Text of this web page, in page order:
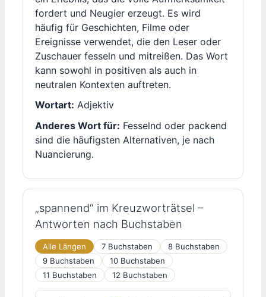
fordert und Neugier erzeugt. Es wird
häufig für Geschichten, Filme oder
Ereignisse verwendet, die den Leser oder
Zuschauer fesseln und mitreißen. Das Wort
kann sowohl in positiven als auch in
neutralen Kontexten auftreten.
Wortart: Adjektiv
Anderes Wort für: Fesselnd oder packend
sind die häufigsten Alternativen, je nach
Nuancierung.
„spannend“ im Kreuzworträtsel –
Antworten nach Buchstaben
Alle Längen 7 Buchstaben
8 Buchstaben
9 Buchstaben
10 Buchstaben
11 Buchstaben
12 Buchstaben